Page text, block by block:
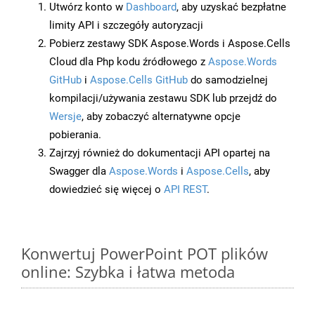
Utwórz konto w Dashboard, aby uzyskać bezpłatne
limity API i szczegóły autoryzacji
Pobierz zestawy SDK Aspose.Words i Aspose.Cells
Cloud dla Php kodu źródłowego z Aspose.Words
GitHub i Aspose.Cells GitHub do samodzielnej
kompilacji/używania zestawu SDK lub przejdź do
Wersje, aby zobaczyć alternatywne opcje
pobierania.
Zajrzyj również do dokumentacji API opartej na
Swagger dla Aspose.Words i Aspose.Cells, aby
dowiedzieć się więcej o API REST.
Konwertuj PowerPoint POT plików
online: Szybka i łatwa metoda